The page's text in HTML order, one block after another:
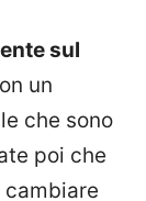
sul
un
che sono
poi che
cambiare